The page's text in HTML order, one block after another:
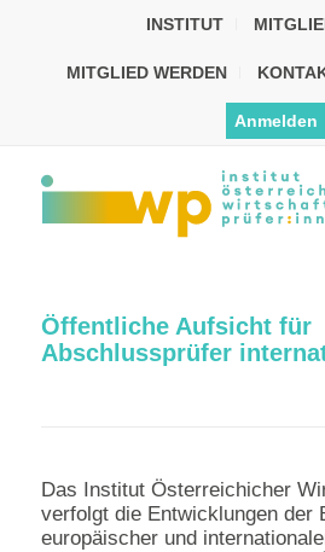
INSTITUT
MITGLIED WERDEN
Anmelden
Öffentliche Aufsicht für
Abschlussprüfer
Das Institut Österreichicher
verfolgt die Entwicklungen der
europäischer und